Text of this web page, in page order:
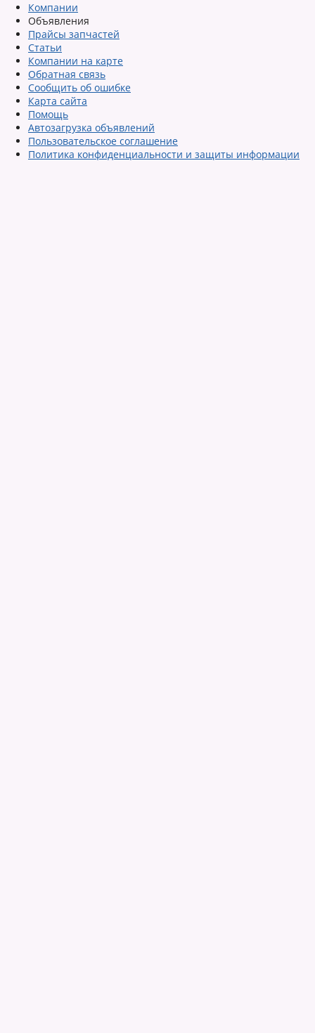
Компании
Объявления
Прайсы запчастей
Статьи
Компании на карте
Обратная связь
Сообщить об ошибке
Карта сайта
Помощь
Автозагрузка объявлений
Пользовательское соглашение
Политика конфиденциальности и защиты информации